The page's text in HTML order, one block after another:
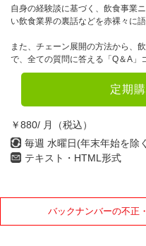
自身の経験談に基づく、飲食事業
い飲食業界の裏話などを赤裸々に語
また、チェーン展開の方法から、
で、全ての質問に答える「Q＆A」
定期
￥880/ 月（税込）
毎週 水曜日(年末年始を除
テキスト・HTML形式
バックナンバーの不正
1月 2
7月 8
2021年
1月 2
7月 8
10月